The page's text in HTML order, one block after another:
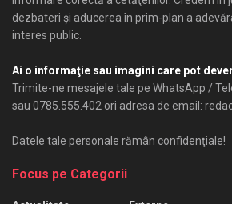
dezbateri şi aducerea în prim-plan a
interes public.
Ai o informaţie sau imagini care pot
Trimite-ne mesajele tale pe WhatsApp /
sau 0785.555.402 ori adresa de email:
Datele tale personale rămân confidenţiale!
Focus pe Categorii